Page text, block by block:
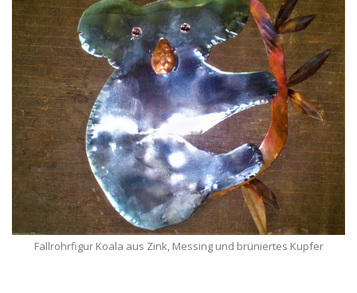
Fallrohrfigur Koala aus Zink, Messing und brüniertes Kupfer